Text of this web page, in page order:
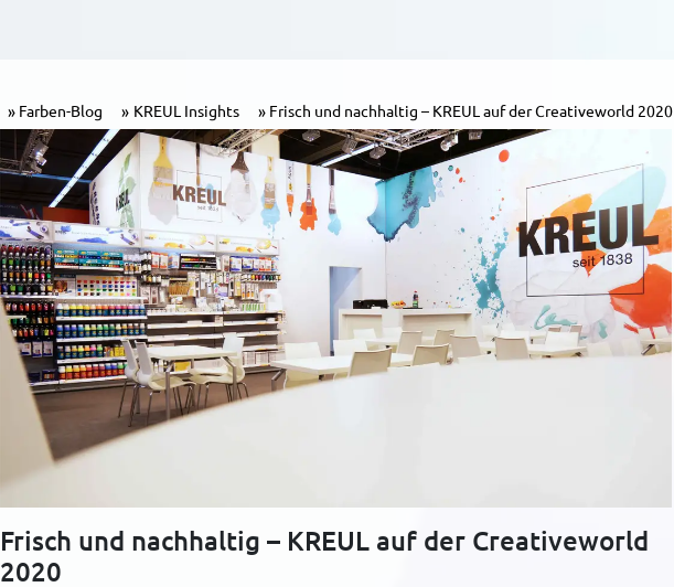
Farben-Blog KREUL Insights Frisch und nachhaltig – KREUL auf der Creativeworld 2020
Frisch und nachhaltig – KREUL auf der Creativeworld
2020